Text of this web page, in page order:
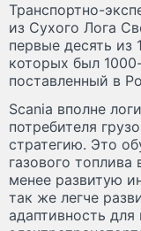
Транспортно-
из Сухого Лога
первые десять из
которых был
поставленный в
Scania вполне
потребителя
стратегию. Это
газового топлива
менее развитую
так же легче
адаптивность